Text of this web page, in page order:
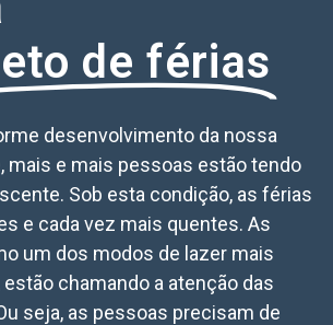
de férias
desenvolvimento da nossa
mais e mais pessoas estão tendo
Sob esta condição, as férias
e cada vez mais quentes. As
um dos modos de lazer mais
estão chamando a atenção das
seja, as pessoas precisam de